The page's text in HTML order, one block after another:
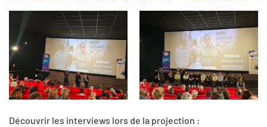
Découvrir les interviews lors de la projection :